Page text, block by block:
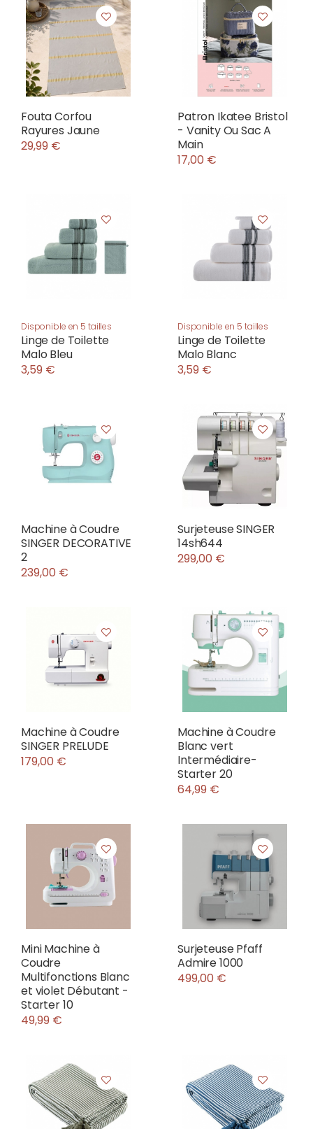
Fouta Corfou
Rayures Jaune
29,99 €
Patron Ikatee Bristol
- Vanity Ou Sac A
Main
17,00 €
Disponible en 5 tailles
Linge de Toilette
Malo Bleu
3,59 €
Disponible en 5 tailles
Linge de Toilette
Malo Blanc
3,59 €
Machine à Coudre
SINGER DECORATIVE
2
239,00 €
Surjeteuse SINGER
14sh644
299,00 €
Machine à Coudre
SINGER PRELUDE
179,00 €
Machine à Coudre
Blanc vert
Intermédiaire-
Starter 20
64,99 €
Mini Machine à
Coudre
Multifonctions Blanc
et violet Débutant -
Starter 10
49,99 €
Surjeteuse Pfaff
Admire 1000
499,00 €